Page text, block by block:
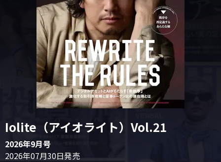
Iolite（アイオライト）Vol.21
2026年9月号
2026年07月30日発売